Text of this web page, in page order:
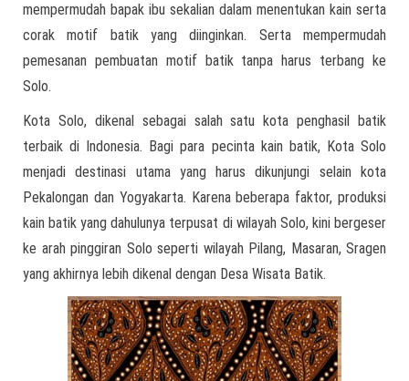
mempermudah bapak ibu sekalian dalam menentukan kain serta
corak motif batik yang diinginkan. Serta mempermudah
pemesanan pembuatan motif batik tanpa harus terbang ke
Solo.
Kota Solo, dikenal sebagai salah satu kota penghasil batik
terbaik di Indonesia. Bagi para pecinta kain batik, Kota Solo
menjadi destinasi utama yang harus dikunjungi selain kota
Pekalongan dan Yogyakarta. Karena beberapa faktor, produksi
kain batik yang dahulunya terpusat di wilayah Solo, kini bergeser
ke arah pinggiran Solo seperti wilayah Pilang, Masaran, Sragen
yang akhirnya lebih dikenal dengan Desa Wisata Batik.